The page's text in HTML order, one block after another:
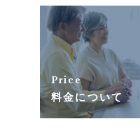
Price
料金について